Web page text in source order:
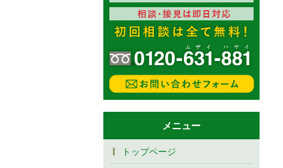
メニュー
トップページ